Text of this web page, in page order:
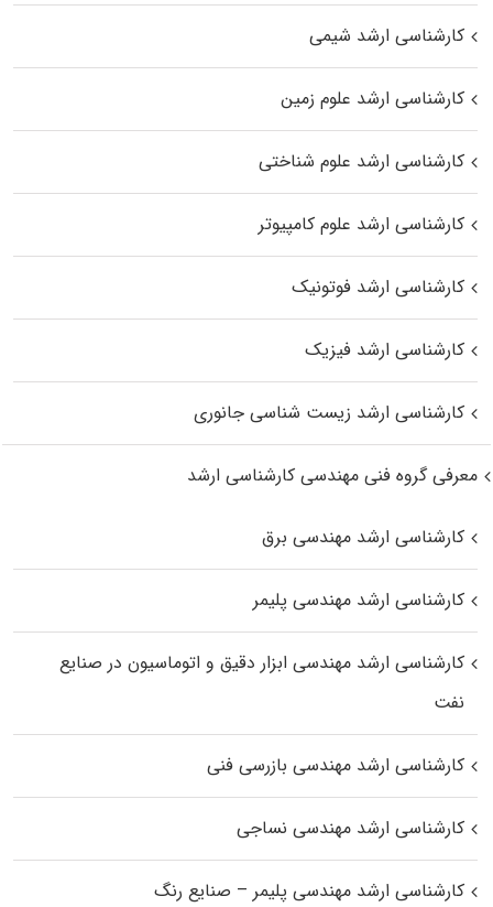
کارشناسی ارشد شیمی
کارشناسی ارشد علوم زمین
کارشناسی ارشد علوم شناختی
کارشناسی ارشد علوم کامپیوتر
کارشناسی ارشد فوتونیک
کارشناسی ارشد فیزیک
کارشناسی ارشد زیست‌ شناسی جانوری
معرفی گروه فنی مهندسی کارشناسی ارشد
کارشناسی ارشد مهندسی برق
کارشناسی ارشد مهندسی پلیمر
کارشناسی ارشد مهندسی ابزار دقیق و اتوماسیون در صنایع
نفت
کارشناسی ارشد مهندسی بازرسی فنی
کارشناسی ارشد مهندسی نساجی
کارشناسی ارشد مهندسی پلیمر – صنایع رنگ